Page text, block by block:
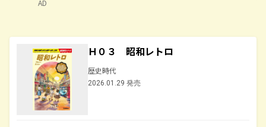
AD
Ｈ０３ 昭和レトロ
歴史時代
2026.01.29 発売